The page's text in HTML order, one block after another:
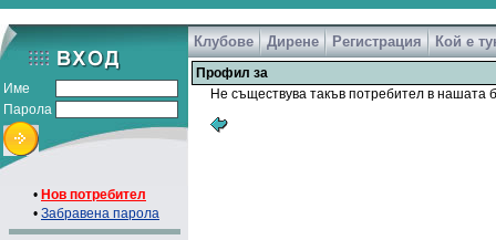
Games
Име
Парола
• Нов потребител
• Забравена парола
Клубове Дирене Регистрация Кой е
Профил за
Не съществува такъв потребител в нашата